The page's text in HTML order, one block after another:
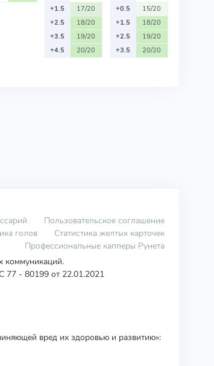
+1.5
17/20
+2.5
18/20
+3.5
19/20
+4.5
20/20
+0.5
15/20
+1.5
18/20
+2.5
19/20
+3.5
20/20
Пользовательское соглашение
голов
Статистика желтых карточек
Профессиональные капперы Рунета
коммуникаций.
77 - 80199 от 22.01.2021
вред их здоровью и развитию»: